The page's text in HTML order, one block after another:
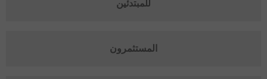
للمبتدئين
المستثمرون